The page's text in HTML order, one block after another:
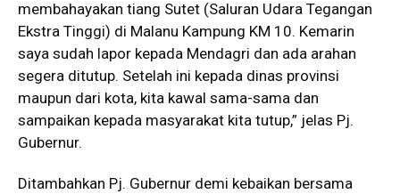
membahayakan tiang Sutet (Saluran Udara Tegangan
Ekstra Tinggi) di Malanu Kampung KM 10. Kemarin
saya sudah lapor kepada Mendagri dan ada arahan
segera ditutup. Setelah ini kepada dinas provinsi
maupun dari kota, kita kawal sama-sama dan
sampaikan kepada masyarakat kita tutup,” jelas Pj.
Gubernur.
Ditambahkan Pj. Gubernur demi kebaikan bersama